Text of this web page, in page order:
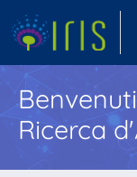
Ricerca